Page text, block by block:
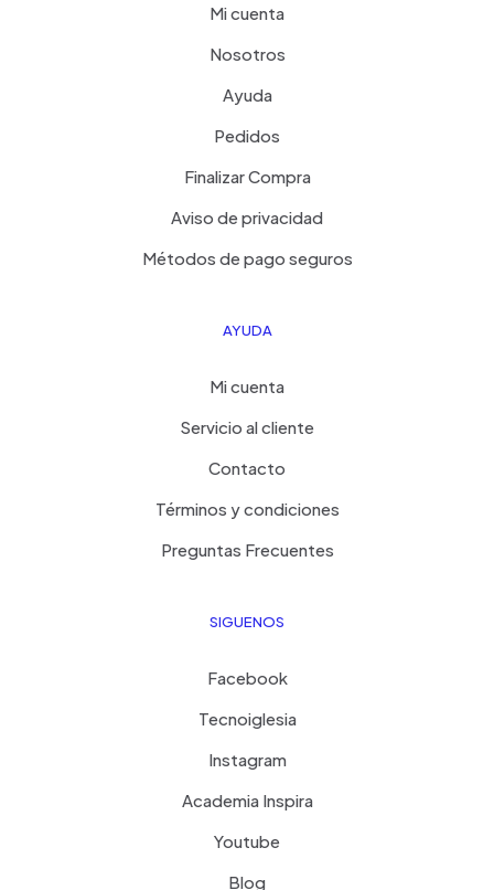
Mi cuenta
Nosotros
Ayuda
Pedidos
Finalizar Compra
Aviso de privacidad
Métodos de pago seguros
AYUDA
Mi cuenta
Servicio al cliente
Contacto
Términos y condiciones
Preguntas Frecuentes
SIGUENOS
Facebook
Tecnoiglesia
Instagram
Academia Inspira
Youtube
Blog